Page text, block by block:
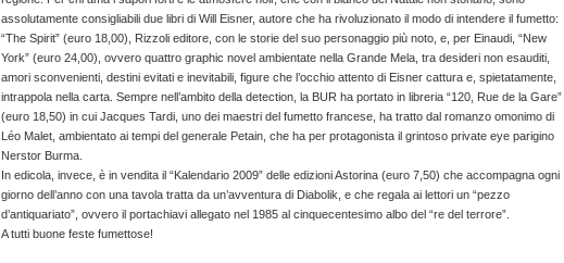
assolutamente consigliabili due libri di Will Eisner, autore che ha rivoluzionato il modo di intendere il fumetto:
“The Spirit” (euro 18,00), Rizzoli editore, con le storie del suo personaggio più noto, e, per Einaudi, “New
York” (euro 24,00), ovvero quattro graphic novel ambientate nella Grande Mela, tra desideri non esauditi,
amori sconvenienti, destini evitati e inevitabili, figure che l’occhio attento di Eisner cattura e, spietatamente,
intrappola nella carta. Sempre nell’ambito della detection, la BUR ha portato in libreria “120, Rue de la Gare”
(euro 18,50) in cui Jacques Tardi, uno dei maestri del fumetto francese, ha tratto dal romanzo omonimo di
Léo Malet, ambientato ai tempi del generale Petain, che ha per protagonista il grintoso private eye parigino
Nerstor Burma.
In edicola, invece, è in vendita il “Kalendario 2009” delle edizioni Astorina (euro 7,50) che accompagna ogni
giorno dell’anno con una tavola tratta da un’avventura di Diabolik, e che regala ai lettori un “pezzo
d’antiquariato”, ovvero il portachiavi allegato nel 1985 al cinquecentesimo albo del “re del terrore”.
A tutti buone feste fumettose!